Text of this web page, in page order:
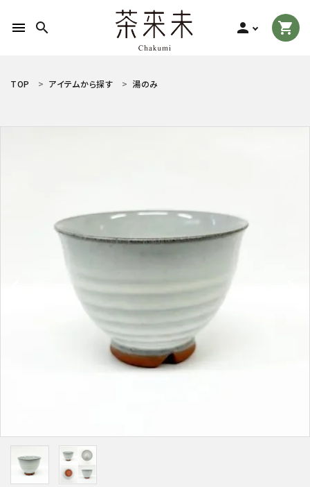
menu search person shopping_cart
お茶の種類から探す
ティーグッズから探す
特集アイテムから探す
TOP アイテムから探す 湯のみ